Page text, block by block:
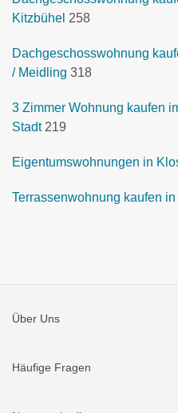
Kitzbühel 258
Dachgeschosswohnung
/ Meidling 318
3 Zimmer Wohnung kaufen
Stadt 219
Eigentumswohnungen in
Terrassenwohnung kaufen in
Über Uns
Häufige Fragen